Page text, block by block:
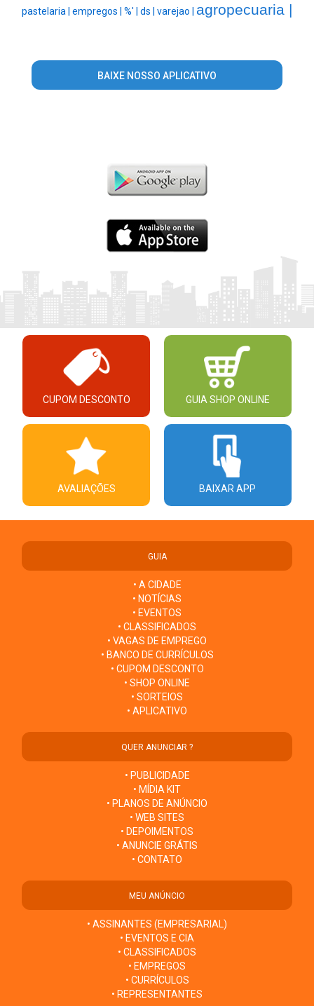
pastelaria | empregos | %' | ds | varejao | agropecuaria |
BAIXE NOSSO APLICATIVO
CUPOM DESCONTO GUIA SHOP ONLINE
AVALIAÇÕES BAIXAR APP
GUIA
• A CIDADE
• NOTÍCIAS
• EVENTOS
• CLASSIFICADOS
• VAGAS DE EMPREGO
• BANCO DE CURRÍCULOS
• CUPOM DESCONTO
• SHOP ONLINE
• SORTEIOS
• APLICATIVO
QUER ANUNCIAR ?
• PUBLICIDADE
• MÍDIA KIT
• PLANOS DE ANÚNCIO
• WEB SITES
• DEPOIMENTOS
• ANUNCIE GRÁTIS
• CONTATO
MEU ANÚNCIO
• ASSINANTES (EMPRESARIAL)
• EVENTOS E CIA
• CLASSIFICADOS
• EMPREGOS
• CURRÍCULOS
• REPRESENTANTES